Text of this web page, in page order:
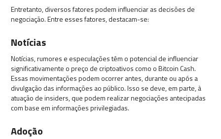
Entretanto, diversos fatores podem influenciar as decisões de
negociação. Entre esses fatores, destacam-se:
Notícias
Notícias, rumores e especulações têm o potencial de influenciar
significativamente o preço de criptoativos como o Bitcoin Cash.
Essas movimentações podem ocorrer antes, durante ou após a
divulgação das informações ao público. Isso se deve, em parte, à
atuação de insiders, que podem realizar negociações antecipadas
com base em informações privilegiadas.
Adoção